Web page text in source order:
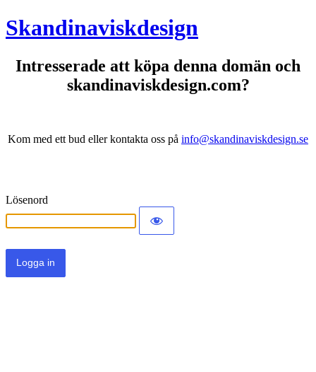
Skandinaviskdesign
Intresserade att köpa denna domän och
skandinaviskdesign.com?
Kom med ett bud eller kontakta oss på info@skandinaviskdesign.se
Lösenord